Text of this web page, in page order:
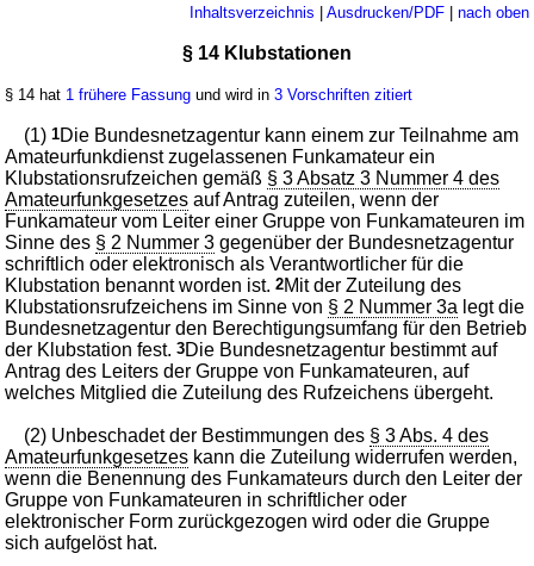
Inhaltsverzeichnis | Ausdrucken/PDF| nach oben
§ 14 Klubstationen
§ 14 hat 1 frühere Fassung und wird in3 Vorschriften zitiert
(1)1Die Bundesnetzagentur kann einem zur Teilnahme am
Amateurfunkdienst zugelassenen Funkamateur ein
Klubstationsrufzeichen gemäß § 3 Absatz 3 Nummer 4 des
Amateurfunkgesetzes auf Antrag zuteilen, wenn der
Funkamateur vom Leiter einer Gruppe von Funkamateuren im
Sinne des § 2 Nummer 3 gegenüber der Bundesnetzagentur
schriftlich oder elektronisch als Verantwortlicher für die
Klubstation benannt worden ist.2Mit der Zuteilung des
Klubstationsrufzeichens im Sinne von § 2 Nummer 3a legt die
Bundesnetzagentur den Berechtigungsumfang für den Betrieb
der Klubstation fest.3Die Bundesnetzagentur bestimmt auf
Antrag des Leiters der Gruppe von Funkamateuren, auf
welches Mitglied die Zuteilung des Rufzeichens übergeht.
(2) Unbeschadet der Bestimmungen des § 3 Abs. 4 des
Amateurfunkgesetzes kann die Zuteilung widerrufen werden,
wenn die Benennung des Funkamateurs durch den Leiter der
Gruppe von Funkamateuren in schriftlicher oder
elektronischer Form zurückgezogen wird oder die Gruppe
sich aufgelöst hat.